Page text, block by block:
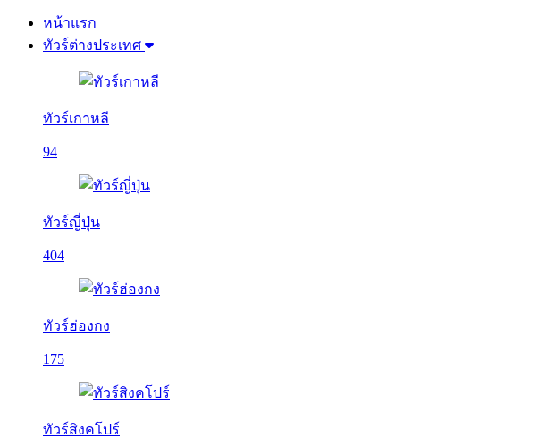
หน้าแรก
ทัวร์ต่างประเทศ
ทัวร์เกาหลี
94
ทัวร์ญี่ปุ่น
404
ทัวร์ฮ่องกง
175
ทัวร์สิงคโปร์